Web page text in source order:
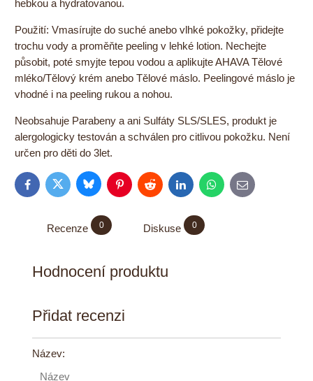
hebkou a hydratovanou.
Použití: Vmasírujte do suché anebo vlhké pokožky, přidejte
trochu vody a proměňte peeling v lehké lotion. Nechejte
působit, poté smyjte tepou vodou a aplikujte AHAVA Tělové
mléko/Tělový krém anebo Tělové máslo. Peelingové máslo je
vhodné i na peeling rukou a nohou.
Neobsahuje Parabeny a ani Sulfáty SLS/SLES, produkt je
alergologicky testován a schválen pro citlivou pokožku. Není
určen pro děti do 3let.
FacebookTwitter BlueskyPinterestReddit LinkedInWhatsApp
E-
mail
Recenze 0 Diskuse 0
Hodnocení produktu
Přidat recenzi
Název: